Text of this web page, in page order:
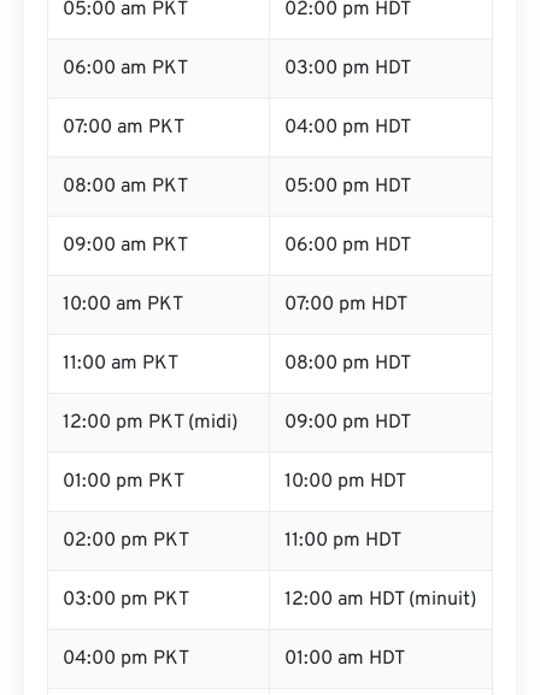
05:00 am PKT 02:00 pm HDT
06:00 am PKT 03:00 pm HDT
07:00 am PKT 04:00 pm HDT
08:00 am PKT 05:00 pm HDT
09:00 am PKT 06:00 pm HDT
10:00 am PKT 07:00 pm HDT
11:00 am PKT 08:00 pm HDT
12:00 pm PKT (midi) 09:00 pm HDT
01:00 pm PKT 10:00 pm HDT
02:00 pm PKT 11:00 pm HDT
03:00 pm PKT 12:00 am HDT (minuit)
04:00 pm PKT 01:00 am HDT